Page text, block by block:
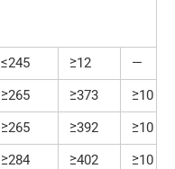
≤245 ≥12
—
≥265 ≥373
≥10
≥265 ≥392
≥10
≥284 ≥402
≥10